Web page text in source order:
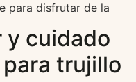
para disfrutar de la
y cuidado
trujillo